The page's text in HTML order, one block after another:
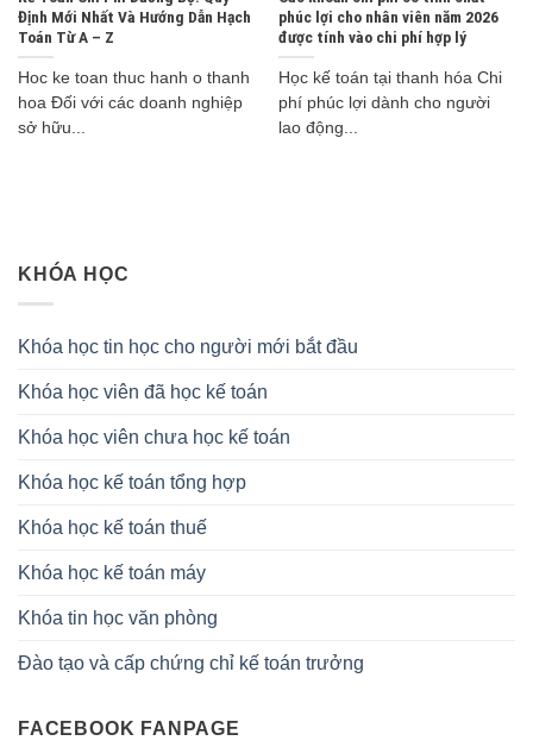
Định Mới Nhất Và Hướng Dẫn Hạch
Toán Từ A – Z
Hoc ke toan thuc hanh o thanh
hoa Đối với các doanh nghiệp
sở hữu...
phúc lợi cho nhân viên năm 2026
được tính vào chi phí hợp lý
Học kế toán tại thanh hóa Chi
phí phúc lợi dành cho người
lao động...
KHÓA HỌC
Khóa học tin học cho người mới bắt đầu
Khóa học viên đã học kế toán
Khóa học viên chưa học kế toán
Khóa học kế toán tổng hợp
Khóa học kế toán thuế
Khóa học kế toán máy
Khóa tin học văn phòng
Đào tạo và cấp chứng chỉ kế toán trưởng
FACEBOOK FANPAGE